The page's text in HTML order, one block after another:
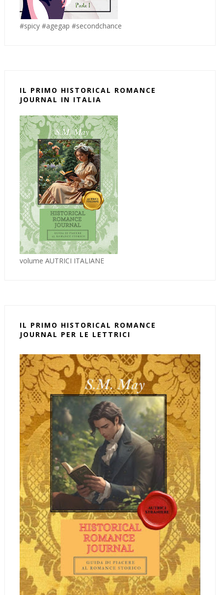
#spicy #agegap #secondchance
IL PRIMO HISTORICAL ROMANCE
JOURNAL IN ITALIA
volume AUTRICI ITALIANE
IL PRIMO HISTORICAL ROMANCE
JOURNAL PER LE LETTRICI